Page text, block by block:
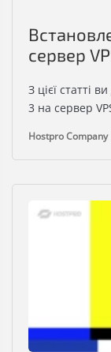
сервер
З цієї статті
3 на сервер
Hostpro Company